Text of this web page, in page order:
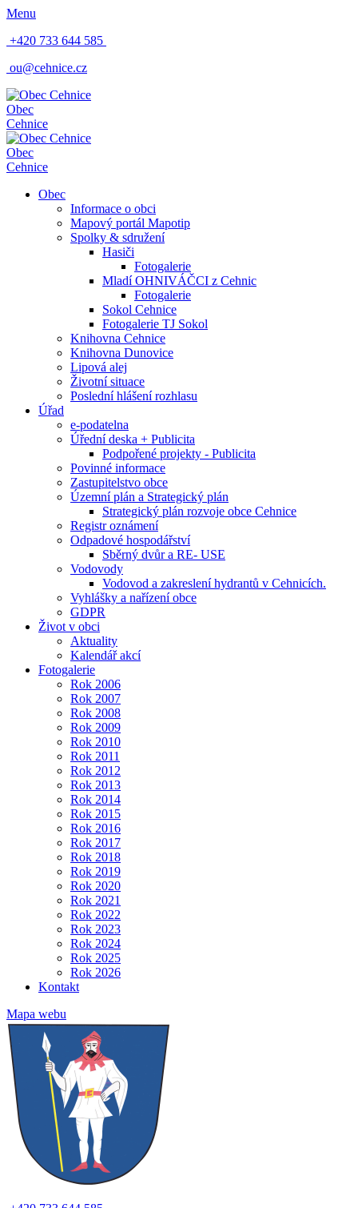
Menu
+420 733 644 585
ou@cehnice.cz
Obec
Cehnice
Obec
Cehnice
Obec
Informace o obci
Mapový portál Mapotip
Spolky & sdružení
Hasiči
Fotogalerie
Mladí OHNIVÁČCI z Cehnic
Fotogalerie
Sokol Cehnice
Fotogalerie TJ Sokol
Knihovna Cehnice
Knihovna Dunovice
Lipová alej
Životní situace
Poslední hlášení rozhlasu
Úřad
e-podatelna
Úřední deska + Publicita
Podpořené projekty - Publicita
Povinné informace
Zastupitelstvo obce
Územní plán a Strategický plán
Strategický plán rozvoje obce Cehnice
Registr oznámení
Odpadové hospodářství
Sběrný dvůr a RE- USE
Vodovody
Vodovod a zakreslení hydrantů v Cehnicích.
Vyhlášky a nařízení obce
GDPR
Život v obci
Aktuality
Kalendář akcí
Fotogalerie
Rok 2006
Rok 2007
Rok 2008
Rok 2009
Rok 2010
Rok 2011
Rok 2012
Rok 2013
Rok 2014
Rok 2015
Rok 2016
Rok 2017
Rok 2018
Rok 2019
Rok 2020
Rok 2021
Rok 2022
Rok 2023
Rok 2024
Rok 2025
Rok 2026
Kontakt
Mapa webu